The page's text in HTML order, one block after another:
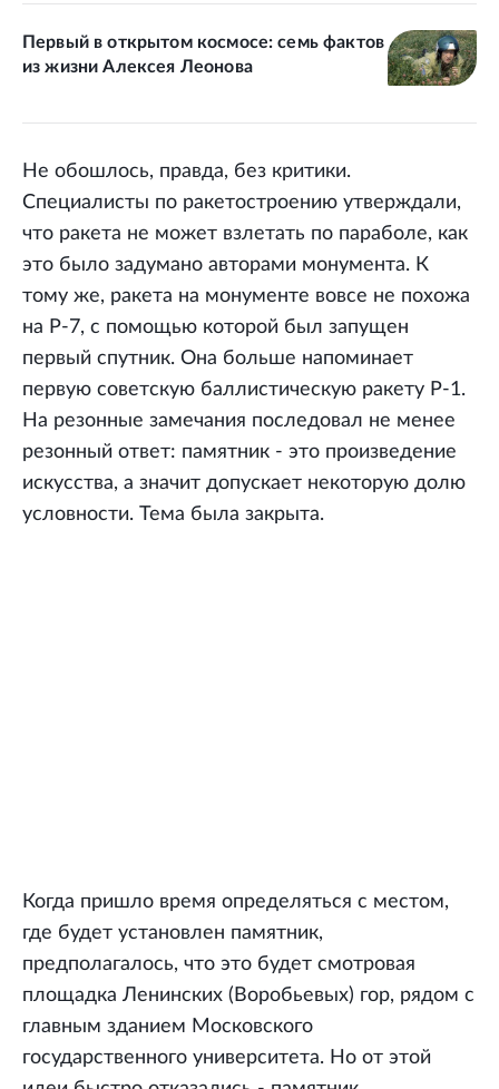
Первый в открытом космосе: семь фактов
из жизни Алексея Леонова
Не обошлось, правда, без критики.
Специалисты по ракетостроению утверждали,
что ракета не может взлетать по параболе, как
это было задумано авторами монумента. К
тому же, ракета на монументе вовсе не похожа
на Р-7, с помощью которой был запущен
первый спутник. Она больше напоминает
первую советскую баллистическую ракету Р-1.
На резонные замечания последовал не менее
резонный ответ: памятник - это произведение
искусства, а значит допускает некоторую долю
условности. Тема была закрыта.
Когда пришло время определяться с местом,
где будет установлен памятник,
предполагалось, что это будет смотровая
площадка Ленинских (Воробьевых) гор, рядом с
главным зданием Московского
государственного университета. Но от этой